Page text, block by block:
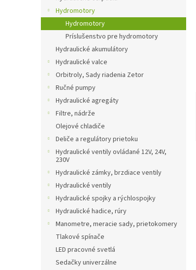
Hydromotory
Hydromotory
Príslušenstvo pre hydromotory
Hydraulické akumulátory
Hydraulické valce
Orbitroly, Sady riadenia Zetor
Ručné pumpy
Hydraulické agregáty
Filtre, nádrže
Olejové chladiče
Deliče a regulátory prietoku
Hydraulické ventily ovládané 12V, 24V,
230V
Hydraulické zámky, brzdiace ventily
Hydraulické ventily
Hydraulické spojky a rýchlospojky
Hydraulické hadice, rúry
Manometre, meracie sady, prietokomery
Tlakové spínače
LED pracovné svetlá
Sedačky univerzálne